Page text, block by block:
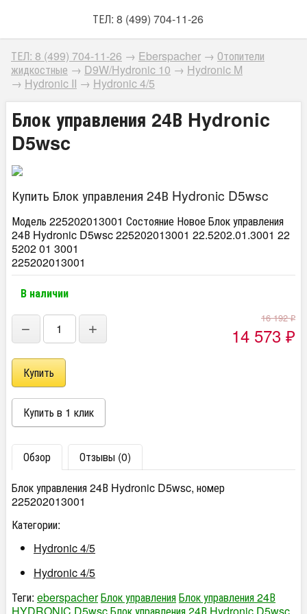
ТЕЛ: 8 (499) 704-11-26
ТЕЛ: 8 (499) 704-11-26 → Eberspacher → Отопители
жидкостные → D9W/Hydronic 10 → Hydronic M
→ Hydronic II → Hydronic 4/5
Блок управления 24В Hydronic
D5wsc
Купить Блок управления 24В Hydronic D5wsc
Модель 225202013001 Состояние Новое Блок управления
24В Hydronic D5wsc 225202013001 22.5202.01.3001 22
5202 01 3001
225202013001
В наличии
− +
16 192₽
14 573 ₽
Обзор
Отзывы (0)
Блок управления 24В Hydronic D5wsc, номер
225202013001
Категории:
Hydronic 4/5
Hydronic 4/5
Теги: eberspacherБлок управленияБлок управления 24В